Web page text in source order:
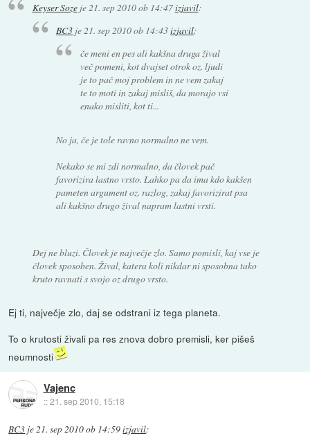
Keyser Sozeje21. sep 2010 ob 14:47izjavil:
BC3 je 21. sep 2010 ob 14:43izjavil:
če meni en pes ali kakšna druga žival
več pomeni, kot dvajset otrok oz. ljudi
je to pač moj problem in ne vem zakaj
te to moti in zakaj misliš, da morajo vsi
enako misliti, kot ti...
No ja, če je tole ravno normalno ne vem.
Nekako se mi zdi normalno, da človek pač
favorizira lastno vrsto. Lahko pa da ima kdo kakšen
pameten argument oz. razlog, zakaj favorizirat psa
ali kakšno drugo žival napram lastni vrsti.
Dej ne bluzi. Človek je največje zlo. Samo pomisli, kaj vse je
človek sposoben. Žival, katera koli nikdar ni sposobna tako
kruto ravnati s svojo oz drugo vrsto.
Ej ti, največje zlo, daj se odstrani iz tega planeta.
To o krutosti živali pa res znova dobro premisli, ker pišeš
neumnosti
Vajenc
::21. sep 2010, 15:18
BC3 je21. sep 2010 ob 14:59izjavil: